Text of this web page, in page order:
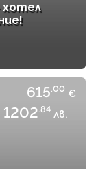
хотел
615.00 €
1202.84 лв.